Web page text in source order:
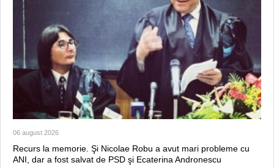
06 august 2026
Recurs la memorie. Şi Nicolae Robu a avut mari probleme cu
ANI, dar a fost salvat de PSD şi Ecaterina Andronescu